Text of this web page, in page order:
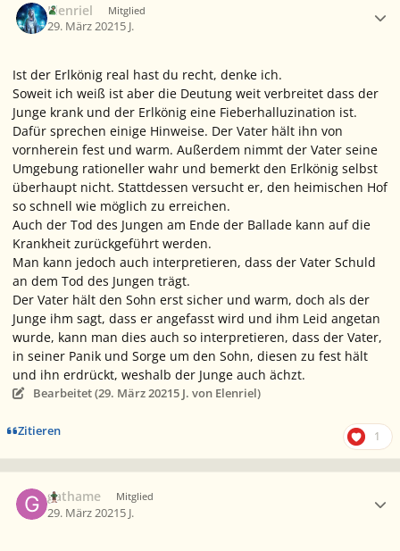
Elenriel Mitglied
29. März 20215 J.
Ist der Erlkönig real hast du recht, denke ich.
Soweit ich weiß ist aber die Deutung weit verbreitet dass der
Junge krank und der Erlkönig eine Fieberhalluzination ist.
Dafür sprechen einige Hinweise. Der Vater hält ihn von
vornherein fest und warm. Außerdem nimmt der Vater seine
Umgebung rationeller wahr und bemerkt den Erlkönig selbst
überhaupt nicht. Stattdessen versucht er, den heimischen Hof
so schnell wie möglich zu erreichen.
Auch der Tod des Jungen am Ende der Ballade kann auf die
Krankheit zurückgeführt werden.
Man kann jedoch auch interpretieren, dass der Vater Schuld
an dem Tod des Jungen trägt.
Der Vater hält den Sohn erst sicher und warm, doch als der
Junge ihm sagt, dass er angefasst wird und ihm Leid angetan
wurde, kann man dies auch so interpretieren, dass der Vater,
in seiner Panik und Sorge um den Sohn, diesen zu fest hält
und ihn erdrückt, weshalb der Junge auch ächzt.
Bearbeitet (29. März 20215 J. von Elenriel)
Zitieren 1
gathame Mitglied
29. März 20215 J.